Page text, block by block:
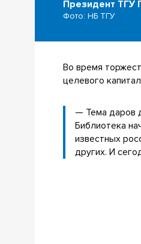
Президент ТГУ
Фото: НБ ТГУ
Во время
целевого
— Тема даров
Библиотека
известных
других. И